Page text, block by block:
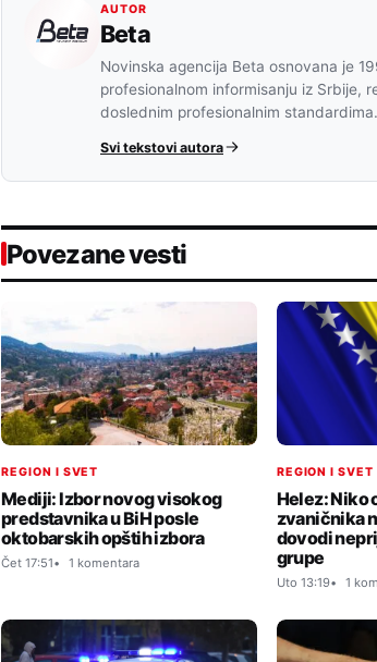
AUTOR
Beta
Novinska agencija Beta osnovana je
profesionalnom informisanju iz Srbije,
doslednim profesionalnim standardima.
Svi tekstovi autora
Povezane vesti
REGION I SVET
Mediji: Izbor novog visokog
predstavnika u BiH posle
oktobarskih opštih izbora
Čet 17:51 1 komentara
REGION I SVET
Helez: Niko
zvaničnika
dovodi
grupe
Uto 13:19 1